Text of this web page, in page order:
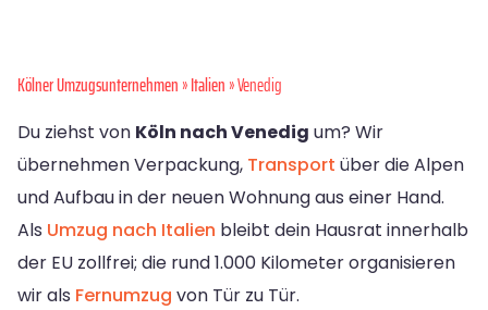
Kölner Umzugsunternehmen»Italien» Venedig
Du ziehst von Köln nach Venedig um? Wir
übernehmen Verpackung, Transport über die Alpen
und Aufbau in der neuen Wohnung aus einer Hand.
Als Umzug nach Italien bleibt dein Hausrat innerhalb
der EU zollfrei; die rund 1.000 Kilometer organisieren
wir als Fernumzug von Tür zu Tür.